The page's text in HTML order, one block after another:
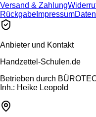
Versand & Zahlung
Rückgabe Impressum
Anbieter und Kontakt
Handzettel-Schulen.de
Betrieben durch
Inh.: Heike Leopold